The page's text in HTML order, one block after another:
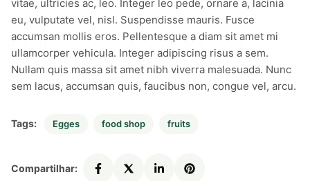
vitae, ultricies ac, leo. Integer leo pede, ornare a, lacinia
eu, vulputate vel, nisl. Suspendisse mauris. Fusce
accumsan mollis eros. Pellentesque a diam sit amet mi
ullamcorper vehicula. Integer adipiscing risus a sem.
Nullam quis massa sit amet nibh viverra malesuada. Nunc
sem lacus, accumsan quis, faucibus non, congue vel, arcu.
Tags: Egges food shop fruits
Compartilhar: